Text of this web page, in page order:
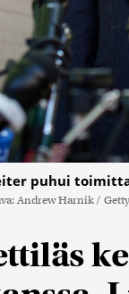
puhui
Andrew Harnik /